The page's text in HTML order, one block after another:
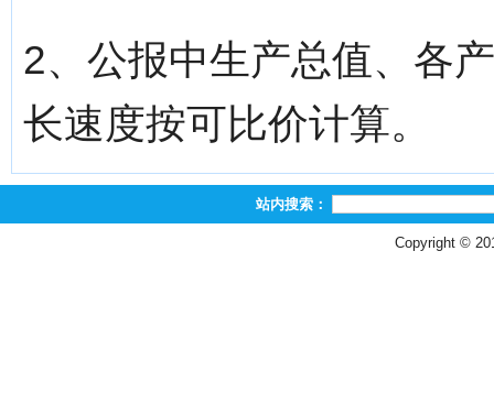
2、公报中生产总值、各
长速度按可比价计算。
站内搜索：
Copyright ©